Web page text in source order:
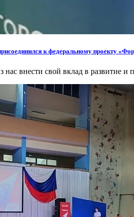
к федеральному проекту
внести свой вклад в развитие и